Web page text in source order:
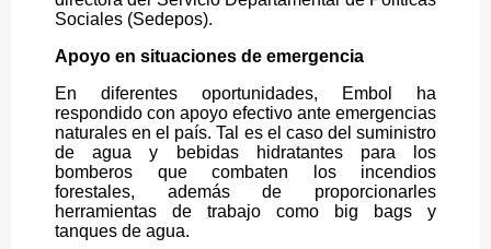
Sociales (Sedepos).
Apoyo en situaciones de emergencia
En diferentes oportunidades, Embol ha
respondido con apoyo efectivo ante emergencias
naturales en el país. Tal es el caso del suministro
de agua y bebidas hidratantes para los
bomberos que combaten los incendios
forestales, además de proporcionarles
herramientas de trabajo como big bags y
tanques de agua.